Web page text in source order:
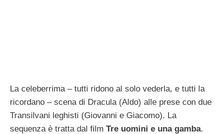
La celeberrima – tutti ridono al solo vederla, e tutti la
ricordano – scena di Dracula (Aldo) alle prese con due
Transilvani leghisti (Giovanni e Giacomo). La
sequenza è tratta dal film Tre uomini e una gamba.